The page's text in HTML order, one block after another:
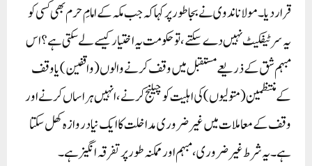
قرار دیا۔ مولانا ندوی نے بجا طور پر کہا کہ جب مکہ کے امامِ حرم بھی کسی کو
یہ سرٹیفکیٹ نہیں دے سکتے، تو حکومت یہ اختیار کیسے لے سکتی ہے؟ اس
مبہم شق کے ذریعے مستقبل میں وقف کرنے والوں (واقفین) یا وقف
کے منتظمین (متولیوں) کی اہلیت کو چیلنج کرنے، انہیں ہراساں کرنے اور
وقف کے معاملات میں غیر ضروری مداخلت کا ایک نیا دروازہ کھل سکتا
ہے۔ یہ شرط غیر ضروری، مبہم اور ممکنہ طور پر تفرقہ انگیز ہے۔